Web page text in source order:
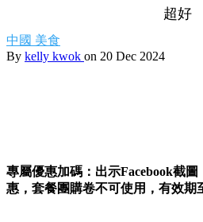
超好
中國 美食
By kelly kwok on 20 Dec 2024
專屬優惠加碼：出示Facebook截
惠，套餐團購卷不可使用，有效期